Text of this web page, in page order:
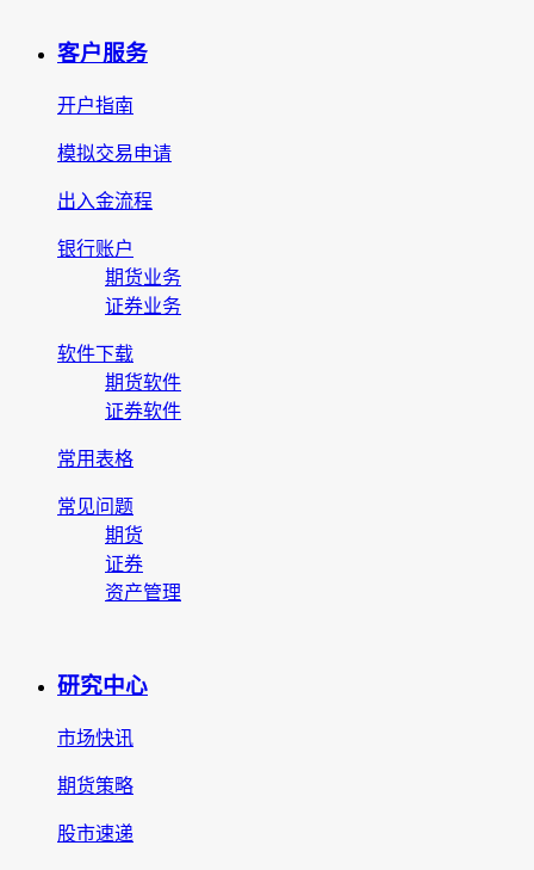
客户服务
开户指南
模拟交易申请
出入金流程
银行账户
期货业务
证券业务
软件下载
期货软件
证券软件
常用表格
常见问题
期货
证券
资产管理
研究中心
市场快讯
期货策略
股市速递